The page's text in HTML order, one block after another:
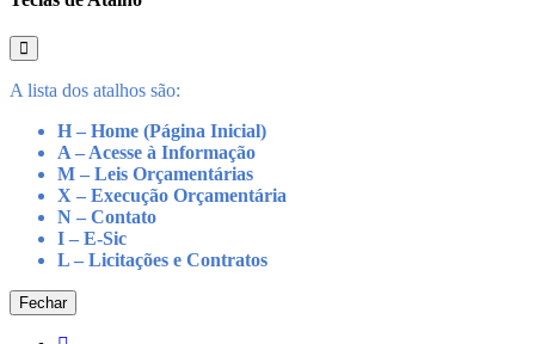
A lista dos atalhos são:
H – Home (Página Inicial)
A – Acesse à Informação
M – Leis Orçamentárias
X – Execução Orçamentária
N – Contato
I – E-Sic
L – Licitações e Contratos
Fechar